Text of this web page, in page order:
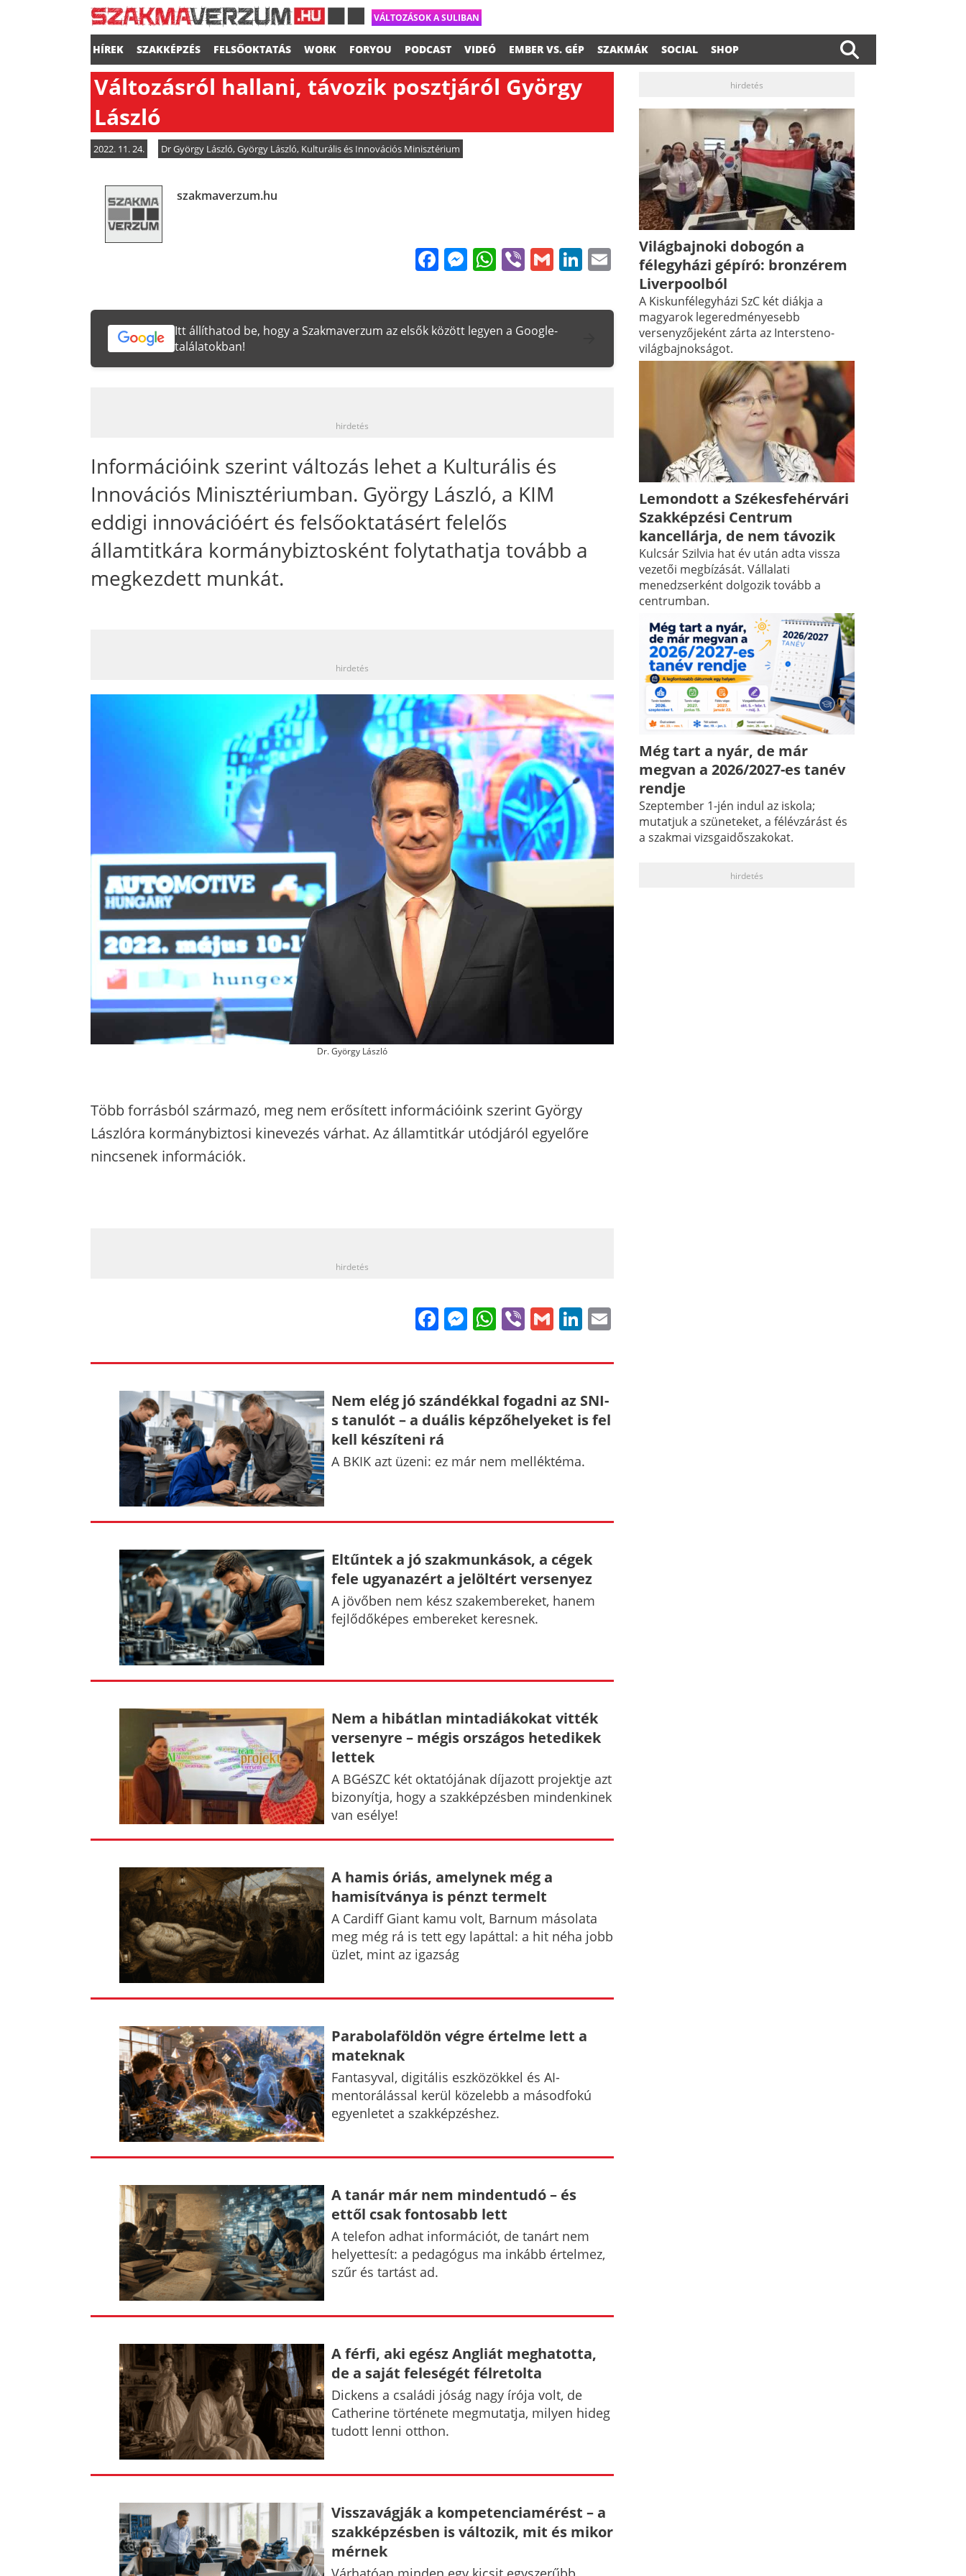
VÁLTOZÁSOK A SULIBAN
HÍREK SZAKKÉPZÉS FELSŐOKTATÁS WORK FORYOU PODCAST VIDEÓ EMBER VS. GÉP SZAKMÁK SOCIAL SHOP
Változásról hallani, távozik posztjáról György
László
2022. 11. 24. Dr György László,György László, Kulturális és Innovációs Minisztérium
szakmaverzum.hu
Facebook
Messenger
WhatsApp
ViberGmailLinkedIn
Email
Itt állíthatod be, hogy a Szakmaverzum az elsők között legyen a Google-
találatokban!
hirdetés
Információink szerint változás lehet a Kulturális és
Innovációs Minisztériumban. György László, a KIM
eddigi innovációért és felsőoktatásért felelős
államtitkára kormánybiztosként folytathatja tovább a
megkezdett munkát.
hirdetés
Dr. György László
Több forrásból származó, meg nem erősített információink szerint György
Lászlóra kormánybiztosi kinevezés várhat. Az államtitkár utódjáról egyelőre
nincsenek információk.
hirdetés
Facebook
Messenger
WhatsApp
ViberGmailLinkedIn
Email
Nem elég jó szándékkal fogadni az SNI-
s tanulót – a duális képzőhelyeket is fel
kell készíteni rá
A BKIK azt üzeni: ez már nem melléktéma.
Eltűntek a jó szakmunkások, a cégek
fele ugyanazért a jelöltért versenyez
A jövőben nem kész szakembereket, hanem
fejlődőképes embereket keresnek.
Nem a hibátlan mintadiákokat vitték
versenyre – mégis országos hetedikek
lettek
A BGéSZC két oktatójának díjazott projektje azt
bizonyítja, hogy a szakképzésben mindenkinek
van esélye!
A hamis óriás, amelynek még a
hamisítványa is pénzt termelt
A Cardiff Giant kamu volt, Barnum másolata
meg még rá is tett egy lapáttal: a hit néha jobb
üzlet, mint az igazság
Parabolaföldön végre értelme lett a
mateknak
Fantasyval, digitális eszközökkel és AI-
mentorálással kerül közelebb a másodfokú
egyenletet a szakképzéshez.
A tanár már nem mindentudó – és
ettől csak fontosabb lett
A telefon adhat információt, de tanárt nem
helyettesít: a pedagógus ma inkább értelmez,
szűr és tartást ad.
A férfi, aki egész Angliát meghatotta,
de a saját feleségét félretolta
Dickens a családi jóság nagy írója volt, de
Catherine története megmutatja, milyen hideg
tudott lenni otthon.
Visszavágják a kompetenciamérést – a
szakképzésben is változik, mit és mikor
mérnek
hirdetés
Világbajnoki dobogón a
félegyházi gépíró: bronzérem
Liverpoolból
A Kiskunfélegyházi SzC két diákja a
magyarok legeredményesebb
versenyzőjeként zárta az Intersteno-
világbajnokságot.
Lemondott a Székesfehérvári
Szakképzési Centrum
kancellárja, de nem távozik
Kulcsár Szilvia hat év után adta vissza
vezetői megbízását. Vállalati
menedzserként dolgozik tovább a
centrumban.
Még tart a nyár, de már
megvan a 2026/2027-es tanév
rendje
Szeptember 1-jén indul az iskola;
mutatjuk a szüneteket, a félévzárást és
a szakmai vizsgaidőszakokat.
hirdetés